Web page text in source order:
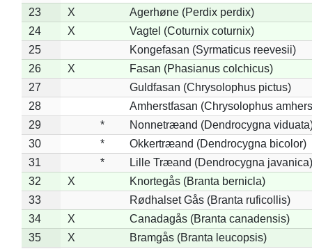
23
X
Agerhøne (Perdix perdix)
24
X
Vagtel (Coturnix coturnix)
25
Kongefasan (Syrmaticus reevesii)
26
X
Fasan (Phasianus colchicus)
27
Guldfasan (Chrysolophus pictus)
28
Amherstfasan (Chrysolophus
29
*
Nonnetræand (Dendrocygna
30
*
Okkertræand (Dendrocygna bicolor)
31
*
Lille Træand (Dendrocygna javanica)
32
X
Knortegås (Branta bernicla)
33
Rødhalset Gås (Branta ruficollis)
34
X
Canadagås (Branta canadensis)
35
X
Bramgås (Branta leucopsis)